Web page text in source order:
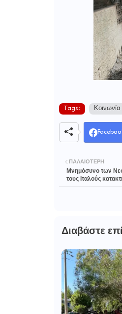
Tags: Κοινωνία
ΠΑΛΑΙΌΤΕΡΗ
Μνημόσυνο των
τους Ιταλούς
Διαβάστε